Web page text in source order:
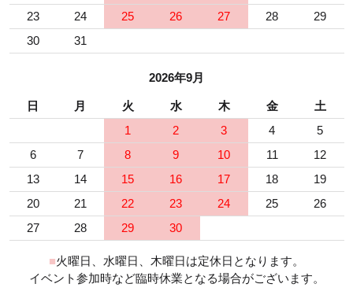
23
24 25 26 27 28
29
30
31
2026年9月
日 月 火 水 木 金
土
1
2 3 4
5
6
7 8 9 10 11
12
13
14 15 16 17 18
19
20
21 22 23 24 25
26
27
28 29 30
■火曜日、水曜日、木曜日は定休日となります。
イベント参加時など臨時休業となる場合がございます。